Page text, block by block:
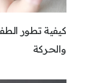
والحركة